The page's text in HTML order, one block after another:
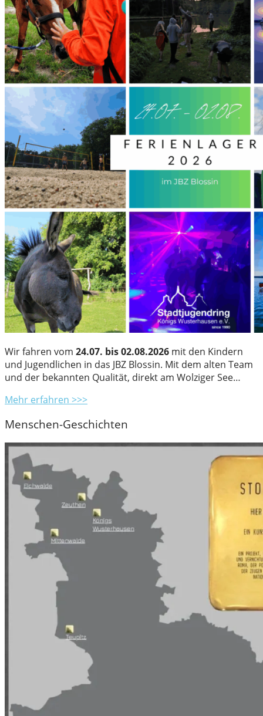
Wir fahren vom 24.07. bis 02.08.2026 mit den Kindern
und Jugendlichen in das JBZ Blossin. Mit dem alten Team
und der bekannten Qualität, direkt am Wolziger See…
Mehr erfahren >>>
Menschen-Geschichten